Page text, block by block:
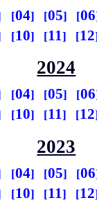
04 05
06
10 11 12
2024
04 05
06
10 11 12
2023
04 05
06
10 11 12